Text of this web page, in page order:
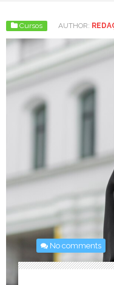
Cursos AUTHOR:
No comments